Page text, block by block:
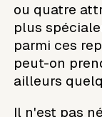
ou quatre
plus
parmi ces
peut-on
ailleurs
Il n'est pas